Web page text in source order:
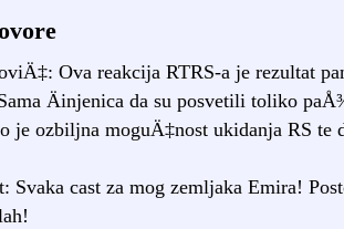
Ova reakcija RTRS-a je rezultat
Äinjenica da su posvetili toliko
je ozbiljna moguÄ‡nost ukidanja RS te
Svaka cast za mog zemljaka Emira!